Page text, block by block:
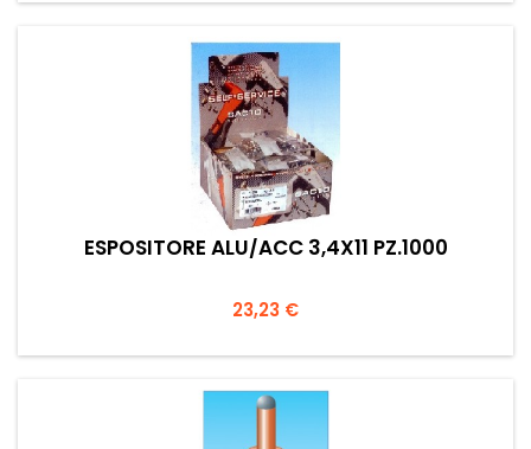
ESPOSITORE ALU/ACC 3,4X11 PZ.1000
Prezzo
23,23 €